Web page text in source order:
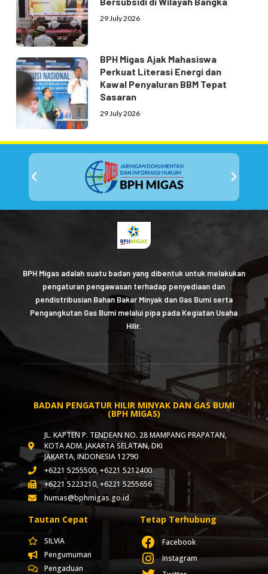
29 July 2026
BPH Migas Ajak Mahasiswa
Perkuat Literasi Energi dan
Kawal Penyaluran BBM Tepat
Sasaran
29 July 2026
BPH Migas adalah suatu badan yang dibentuk untuk melakukan
pengaturan pengawasan terhadap penyediaan dan
pendistribusian Bahan Bakar Minyak dan Gas Bumi serta
Pengangkutan Gas Bumi melalui pipa pada Kegiatan Usaha
Hilir.
BADAN PENGATUR HILIR MINYAK DAN GAS BUMI
(BPH MIGAS)
JL. KAPTEN P. TENDEAN NO. 28 MAMPANG PRAPATAN,
KOTA ADM. JAKARTA SELATAN, DKI
JAKARTA, INDONESIA 12790
+6221 5255500, +6221 5212400
+6221 5223210, +6221 5255656
humas@bphmigas.go.id
Tautan Cepat
SILVIA
Pengumuman
Pengaduan
Tetap Terhubung
Facebook
Instagram